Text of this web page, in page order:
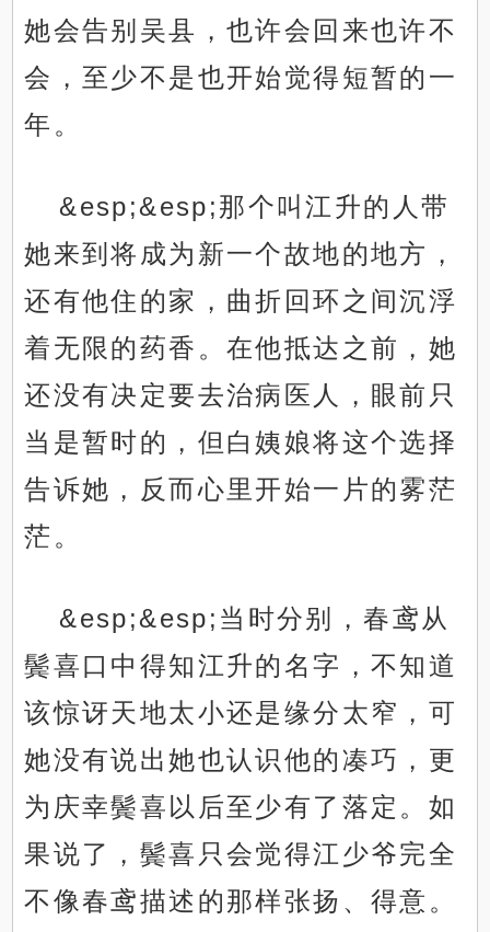
她会告别吴县，也许会回来也许不
会，至少不是也开始觉得短暂的一
年。
&esp;&esp;那个叫江升的人带
她来到将成为新一个故地的地方，
还有他住的家，曲折回环之间沉浮
着无限的药香。在他抵达之前，她
还没有决定要去治病医人，眼前只
当是暂时的，但白姨娘将这个选择
告诉她，反而心里开始一片的雾茫
茫。
&esp;&esp;当时分别，春鸢从
鬓喜口中得知江升的名字，不知道
该惊讶天地太小还是缘分太窄，可
她没有说出她也认识他的凑巧，更
为庆幸鬓喜以后至少有了落定。如
果说了，鬓喜只会觉得江少爷完全
不像春鸢描述的那样张扬、得意。